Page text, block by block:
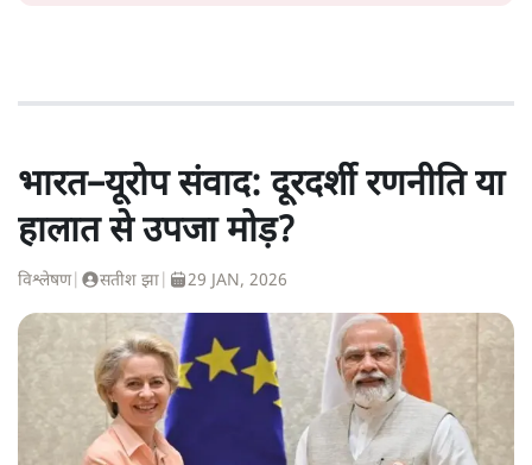
भारत–यूरोप संवाद: दूरदर्शी रणनीति या
हालात से उपजा मोड़?
विश्लेषण| सतीश झा 29 JAN, 2026